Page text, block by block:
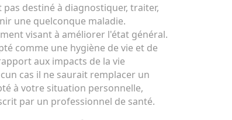
pas destiné à diagnostiquer, traiter,
une quelconque maladie.
visant à améliorer l'état général.
comme une hygiène de vie et de
aux impacts de la vie
cas il ne saurait remplacer un
à votre situation personnelle,
par un professionnel de santé.